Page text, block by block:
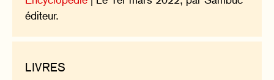
éditeur.
LIVRES